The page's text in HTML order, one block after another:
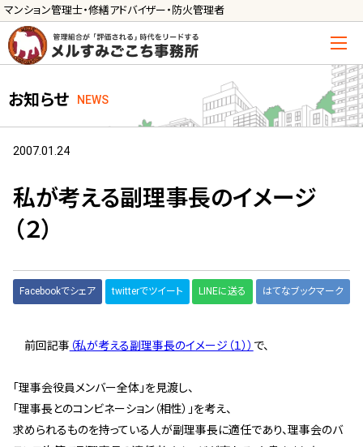
マンション管理士・修繕アドバイザー・防火管理者
お知らせ NEWS
2007.01.24
私が考える副理事長のイメージ
（２）
Facebookでシェア twitterでツイート LINEに送る はてなブックマーク
前回記事 （私が考える副理事長のイメージ（１）） で、
「理事会役員メンバー全体」を見渡し、
「理事長とのコンビネーション（相性）」を考え、
求められるものを持っている人が副理事長に適任であり、理事会のバ
管理士の活用方法
ご利用の流れ »
メルの理事会アドバイザー »
新人管理士顧問サービス
管理費カイゼン隊 »